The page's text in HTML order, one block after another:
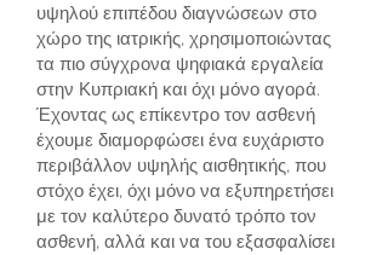
υψηλού επιπέδου διαγνώσεων στο
χώρο της ιατρικής, χρησιμοποιώντας
τα πιο σύγχρονα ψηφιακά εργαλεία
στην Κυπριακή και όχι μόνο αγορά.
Έχοντας ως επίκεντρο τον ασθενή
έχουμε διαμορφώσει ένα ευχάριστο
περιβάλλον υψηλής αισθητικής, που
στόχο έχει, όχι μόνο να εξυπηρετήσει
με τον καλύτερο δυνατό τρόπο τον
ασθενή, αλλά και να του εξασφαλίσει